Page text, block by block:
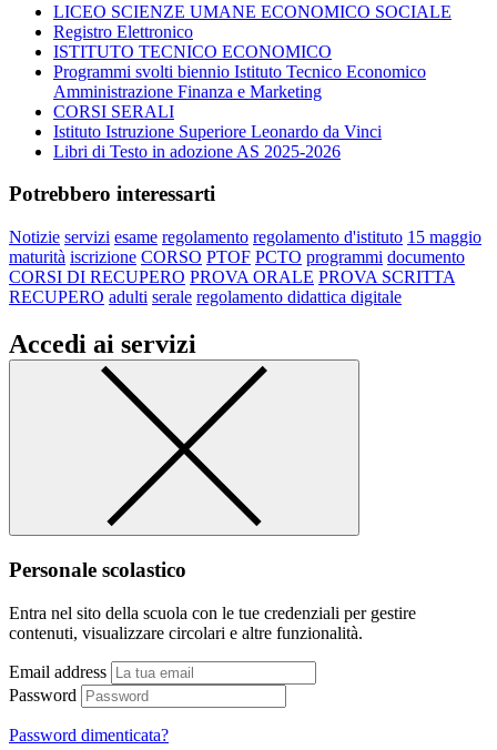
LICEO SCIENZE UMANE ECONOMICO SOCIALE
Registro Elettronico
ISTITUTO TECNICO ECONOMICO
Programmi svolti biennio Istituto Tecnico Economico
Amministrazione Finanza e Marketing
CORSI SERALI
Istituto Istruzione Superiore Leonardo da Vinci
Libri di Testo in adozione AS 2025-2026
Potrebbero interessarti
Notizie servizi esame regolamento regolamento d'istituto 15 maggio
maturità iscrizione CORSO PTOF PCTO programmi documento
CORSI DI RECUPERO PROVA ORALE PROVA SCRITTA
RECUPERO adulti serale regolamento didattica digitale
Accedi ai servizi
Personale scolastico
Entra nel sito della scuola con le tue credenziali per gestire
contenuti, visualizzare circolari e altre funzionalità.
Email address
Password
Password dimenticata?